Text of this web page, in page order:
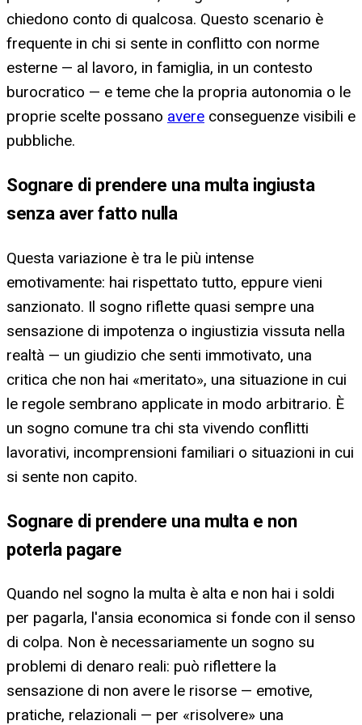
chiedono conto di qualcosa. Questo scenario è
frequente in chi si sente in conflitto con norme
esterne — al lavoro, in famiglia, in un contesto
burocratico — e teme che la propria autonomia o le
proprie scelte possano avere conseguenze visibili e
pubbliche.
Sognare di prendere una multa ingiusta
senza aver fatto nulla
Questa variazione è tra le più intense
emotivamente: hai rispettato tutto, eppure vieni
sanzionato. Il sogno riflette quasi sempre una
sensazione di impotenza o ingiustizia vissuta nella
realtà — un giudizio che senti immotivato, una
critica che non hai «meritato», una situazione in cui
le regole sembrano applicate in modo arbitrario. È
un sogno comune tra chi sta vivendo conflitti
lavorativi, incomprensioni familiari o situazioni in cui
si sente non capito.
Sognare di prendere una multa e non
poterla pagare
Quando nel sogno la multa è alta e non hai i soldi
per pagarla, l'ansia economica si fonde con il senso
di colpa. Non è necessariamente un sogno su
problemi di denaro reali: può riflettere la
sensazione di non avere le risorse — emotive,
pratiche, relazionali — per «risolvere» una